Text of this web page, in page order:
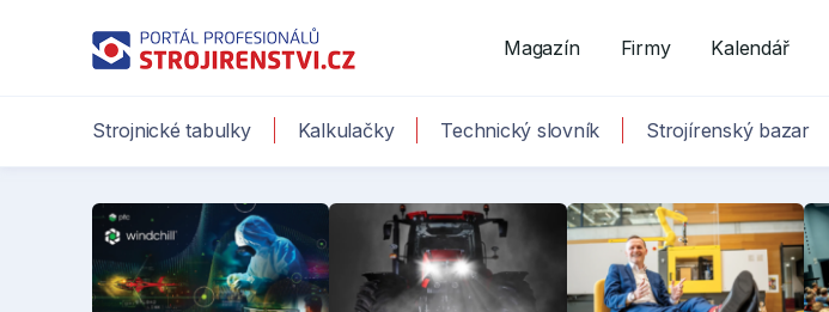
Magazín Firmy Kalendář
Strojnické tabulky Kalkulačky Technický slovník Strojírenský bazar